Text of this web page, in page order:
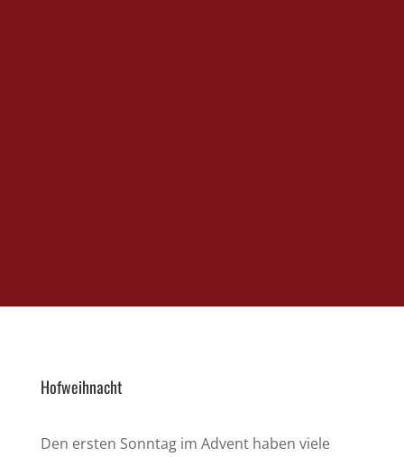
Hofweihnacht
Den ersten Sonntag im Advent haben viele